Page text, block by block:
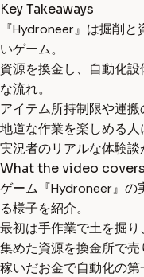
Key Takeaways
『Hydroneer』は掘削
いゲーム。
資源を換金し、自動化
な流れ。
アイテム所持制限や運搬
地道な作業を楽しめる人
実況者のリアルな体験談
What the video covers
ゲーム『Hydroneer』の
る様子を紹介。
最初は手作業で土を掘り
集めた資源を換金所で売
稼いだお金で自動化の第